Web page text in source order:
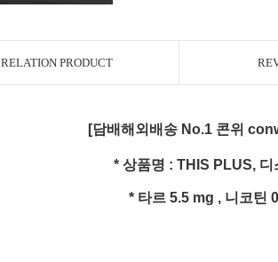
RELATION PRODUCT
[담배해외배송 No.1 콘위
* 상품명 : THIS PLUS, 디
* 타르 5.5 mg , 니코틴